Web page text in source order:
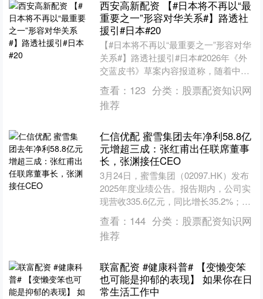
西安高新配资 【#日本将不再以“最
重要之一”形容对华关系#】路透社
援引#日本#20
【#日本将不再以“最重要之一”形容对华
关系#】路透社援引#日本#2026年《外
交蓝皮书》草案内容报道称，随着中日
关系日益恶化，这份年度外交报告中将
不再把对华关系....
查看： 123 分类： 股票配资知识网
推荐
仁信优配 蜜雪集团去年净利58.8亿
元增超三成：张红甫出任联席董事
长，张渊接任CEO
3月24日，蜜雪集团（02097.HK）发布
2025年度业绩公告。报告期内，公司实
现营收335.6亿元，同比增长35.2%；毛
利104.5亿元，同比增长29.7....
查看： 144 分类： 股票配资知识网
推荐
联富配资 #健康科普# 【变懒变笨
也可能是抑郁的表现】 如果你在日
常生活工作中